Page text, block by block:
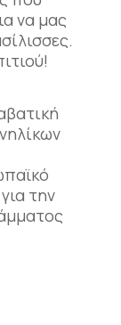
να μας
την